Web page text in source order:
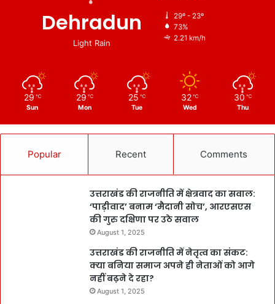
Dehradun
Light Rain
29º - 23º
73%
2.21 km/h
29 ℃
Sun
29 ℃
Mon
25 ℃
Tue
32 ℃
Wed
30 ℃
Thu
Popular Recent Comments
उत्तराखंड की राजनीति में क्षेत्रवाद का सवाल:
‘पाड़ीवाद’ बनाम ‘मैदानी सोच’, आरएसएस
की गुरु दक्षिणा पर उठे सवाल
August 1, 2025
उत्तराखंड की राजनीति में नेतृत्व का संकट:
क्या बनिया समाज अपने ही नेताओं को आगे
नहीं बढ़ने दे रहा?
August 1, 2025